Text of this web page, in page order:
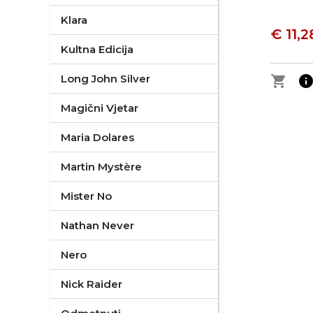
Klara
Kultna Edicija
Long John Silver
Magični Vjetar
Maria Dolares
Martin Mystère
Mister No
Nathan Never
Nero
Nick Raider
€
shopping_cart info